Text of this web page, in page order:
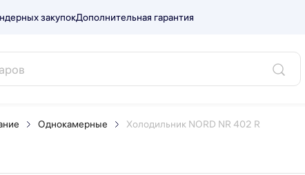
закупокДополнительная гарантия
Однокамерные Холодильник NORD NR 402 R